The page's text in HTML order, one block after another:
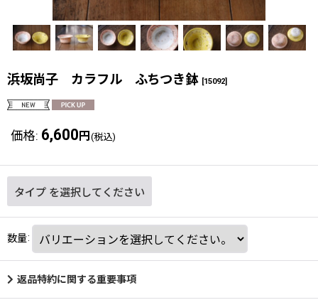
浜坂尚子 カラフル ふちつき鉢 [15092]
価格: 6,600 円 (税込)
タイプ を選択してください
数量:
返品特約に関する重要事項